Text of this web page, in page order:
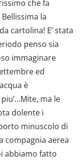
che fa
la
cartolina! E’ stata
penso sia
immaginare
ed
è
ma le
dolente i
minuscolo di
compagnia aerea
abbiamo fatto